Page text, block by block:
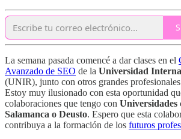
La semana pasada comencé a dar clases en el
Avanzado de SEO de la Universidad
(UNIR), junto con otros grandes
Estoy muy ilusionado con esta oportunidad
colaboraciones que tengo con Universidades
Salamanca o Deusto. Espero que esta
contribuya a la formación de los futuros